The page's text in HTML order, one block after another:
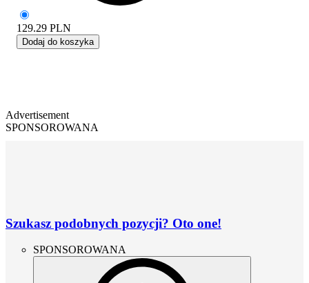
129.29 PLN
Dodaj do koszyka
Advertisement
SPONSOROWANA
Szukasz podobnych pozycji? Oto one!
SPONSOROWANA